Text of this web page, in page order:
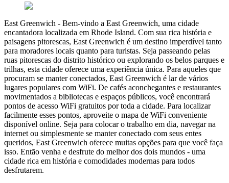
East Greenwich - Bem-vindo a East Greenwich, uma cidade
encantadora localizada em Rhode Island. Com sua rica história e
paisagens pitorescas, East Greenwich é um destino imperdível tanto
para moradores locais quanto para turistas. Seja passeando pelas
ruas pitorescas do distrito histórico ou explorando os belos parques e
trilhas, esta cidade oferece uma experiência única. Para aqueles que
procuram se manter conectados, East Greenwich é lar de vários
lugares populares com WiFi. De cafés aconchegantes e restaurantes
movimentados a bibliotecas e espaços públicos, você encontrará
pontos de acesso WiFi gratuitos por toda a cidade. Para localizar
facilmente esses pontos, aproveite o mapa de WiFi conveniente
disponível online. Seja para colocar o trabalho em dia, navegar na
internet ou simplesmente se manter conectado com seus entes
queridos, East Greenwich oferece muitas opções para que você faça
isso. Então venha e desfrute do melhor dos dois mundos - uma
cidade rica em história e comodidades modernas para todos
desfrutarem.